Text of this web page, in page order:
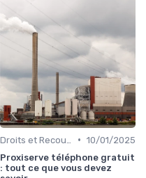
• 10/01/2025
Proxiserve téléphone gratuit
: tout ce que vous devez